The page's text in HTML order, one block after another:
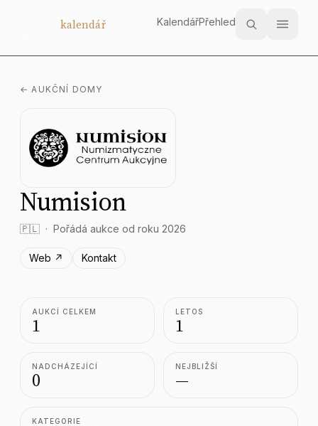
kalendář KalendářPřehled
← AUKČNÍ DOMY
Numision
🇵🇱 Pořádá aukce od roku 2026
Web ↗ Kontakt
AUKCÍ CELKEM
1
LETOS
1
NADCHÁZEJÍCÍ
0
NEJBLIŽŠÍ
—
KATEGORIE